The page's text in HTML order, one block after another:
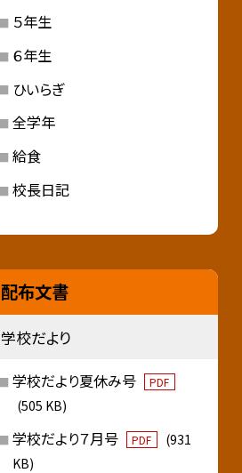
５年生
６年生
ひいらぎ
全学年
給食
校長日記
配布文書
学校だより
学校だより夏休み号 PDF
(505 KB)
学校だより７月号 PDF
(931
KB)